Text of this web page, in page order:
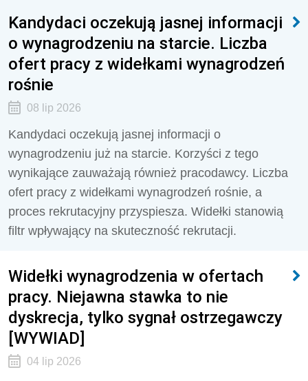
Kandydaci oczekują jasnej informacji
o wynagrodzeniu na starcie. Liczba
ofert pracy z widełkami wynagrodzeń
rośnie
08 lip 2026
Kandydaci oczekują jasnej informacji o
wynagrodzeniu już na starcie. Korzyści z tego
wynikające zauważają również pracodawcy. Liczba
ofert pracy z widełkami wynagrodzeń rośnie, a
proces rekrutacyjny przyspiesza. Widełki stanowią
filtr wpływający na skuteczność rekrutacji.
Widełki wynagrodzenia w ofertach
pracy. Niejawna stawka to nie
dyskrecja, tylko sygnał ostrzegawczy
[WYWIAD]
04 lip 2026